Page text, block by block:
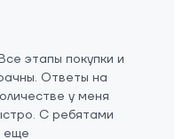
этапы покупки и
Ответы на
у меня
С ребятами
еще